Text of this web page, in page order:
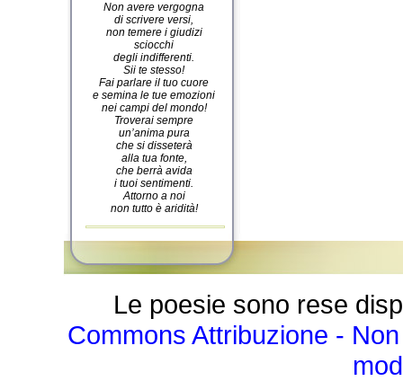
Non avere vergogna
di scrivere versi,
non temere i giudizi
sciocchi
degli indifferenti.
Sii te stesso!
Fai parlare il tuo cuore
e semina le tue emozioni
nei campi del mondo!
Troverai sempre
un’anima pura
che si disseterà
alla tua fonte,
che berrà avida
i tuoi sentimenti.
Attorno a noi
non tutto è aridità!
Le poesie sono rese
Commons Attribuzione -